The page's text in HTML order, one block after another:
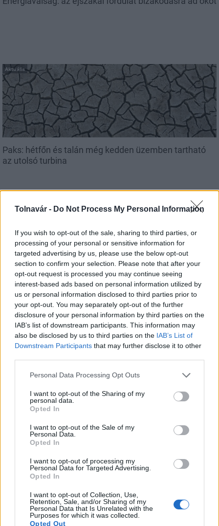
Tolnavár - Do Not Process My Personal Information
If you wish to opt-out of the sale, sharing to third parties, or
processing of your personal or sensitive information for
targeted advertising by us, please use the below opt-out
section to confirm your selection. Please note that after your
opt-out request is processed you may continue seeing
interest-based ads based on personal information utilized by
us or personal information disclosed to third parties prior to
your opt-out. You may separately opt-out of the further
disclosure of your personal information by third parties on the
IAB’s list of downstream participants. This information may
also be disclosed by us to third parties on the IAB’s List of
Downstream Participants that may further disclose it to other
Please note that this website/app uses one or more Google
not limited to your visit or usage behaviour. You may click to
grant or deny consent to Google and its third-party tags to
use your data for below specified purposes in below Google
consent section.
Personal Data Processing Opt Outs
I want to opt-out of the Sharing of my
personal data.
Opted In
I want to opt-out of the Sale of my
Personal Data.
Opted In
I want to opt-out of processing my
Personal Data for Targeted Advertising.
Opted In
I want to opt-out of Collection, Use,
Retention, Sale, and/or Sharing of my
Personal Data that Is Unrelated with the
Purposes for which it was collected.
Opted Out
Aktuális
Paks: hétfőn és talán még kedden üzemben tartható
az utolsó turbina
Az atomerőmű egyetlen hatása a környezetre, hogy a
Duna vizét némileg felmelegíti